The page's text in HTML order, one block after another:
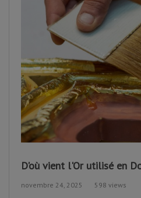
D'où vient l'Or utilisé en
novembre 24, 2025 598 views